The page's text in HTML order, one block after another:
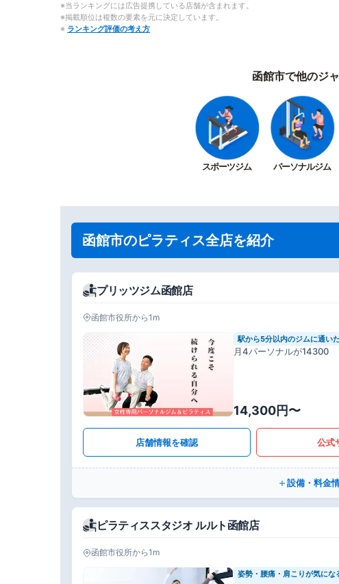
※当ランキングには広告提携している店舗が含まれます。
※掲載順位は複数の要素を元に決定しています。
※ ランキング評価の考え方
函館市で他のジ
スポーツジム パーソナルジム
函館市のピラティス全店を紹介
プリッツジム函館店
函館市役所から1m
駅から5分以内のジムに通い
月4パーソナルが14300
14,300円〜
店舗情報を確認 公式
設備・料金
ピラティススタジオ ルルト函館店
函館市役所から1m
姿勢・腰痛・肩こりが気にな